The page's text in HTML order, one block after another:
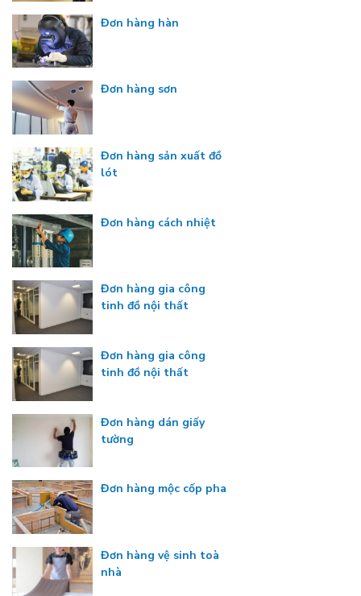
Đơn hàng hàn
Đơn hàng sơn
Đơn hàng sản xuất đồ
lót
Đơn hàng cách nhiệt
Đơn hàng gia công
tinh đồ nội thất
Đơn hàng gia công
tinh đồ nội thất
Đơn hàng dán giấy
tường
Đơn hàng mộc cốp pha
Đơn hàng vệ sinh toà
nhà